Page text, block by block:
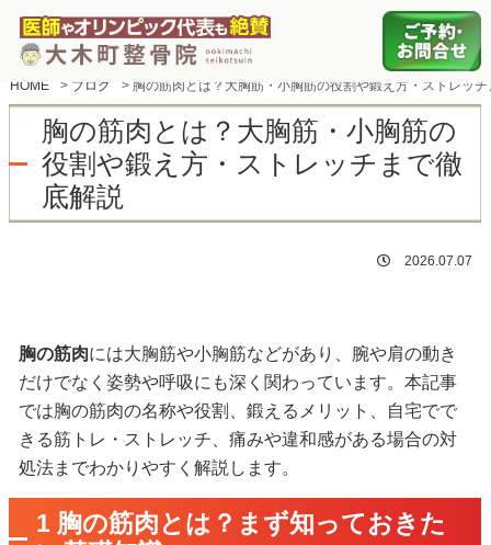
HOME > ブログ > 胸の筋肉とは？大胸筋・小胸筋の役割や鍛え方・ストレッ
胸の筋肉とは？大胸筋・小胸筋の
役割や鍛え方・ストレッチまで徹
底解説
2026.07.07
胸の筋肉には大胸筋や小胸筋などがあり、腕や肩の動き
だけでなく姿勢や呼吸にも深く関わっています。本記事
では胸の筋肉の名称や役割、鍛えるメリット、自宅でで
きる筋トレ・ストレッチ、痛みや違和感がある場合の対
処法までわかりやすく解説します。
1 胸の筋肉とは？まず知っておきた